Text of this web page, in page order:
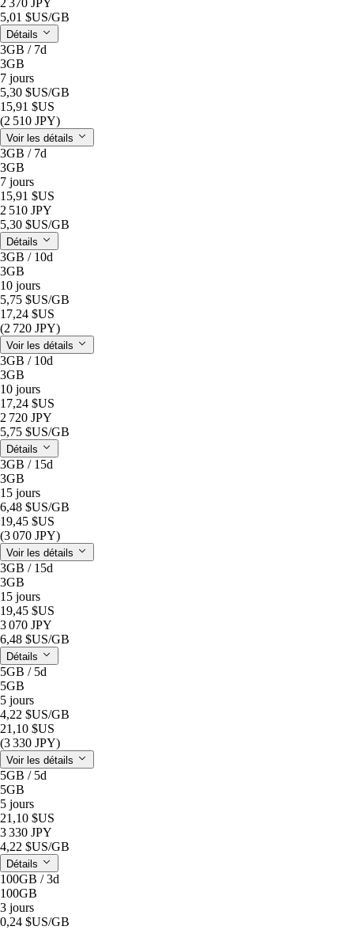
5,01 $US/GB
Détails
3GB / 7d
3GB
7 jours
5,30 $US/GB
15,91 $US
(2 510 JPY)
Voir les détails
3GB / 7d
3GB
7 jours
15,91 $US
2 510 JPY
5,30 $US/GB
Détails
3GB / 10d
3GB
10 jours
5,75 $US/GB
17,24 $US
(2 720 JPY)
Voir les détails
3GB / 10d
3GB
10 jours
17,24 $US
2 720 JPY
5,75 $US/GB
Détails
3GB / 15d
3GB
15 jours
6,48 $US/GB
19,45 $US
(3 070 JPY)
Voir les détails
3GB / 15d
3GB
15 jours
19,45 $US
3 070 JPY
6,48 $US/GB
Détails
5GB / 5d
5GB
5 jours
4,22 $US/GB
21,10 $US
(3 330 JPY)
Voir les détails
5GB / 5d
5GB
5 jours
21,10 $US
3 330 JPY
4,22 $US/GB
Détails
100GB / 3d
100GB
3 jours
0,24 $US/GB